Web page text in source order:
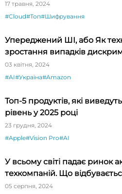
17 травня, 2024
#Cloud#Топ#Шифрування
Упереджений ШІ, або Як
зростання випадків
03 квітня, 2024
#AI#Україна#Amazon
Топ-5 продуктів, які
рівень у 2025 році
23 грудня, 2024
#Apple#Vision Pro#AI
У всьому світі падає ринок
техкомпаній. Що
05 серпня, 2024